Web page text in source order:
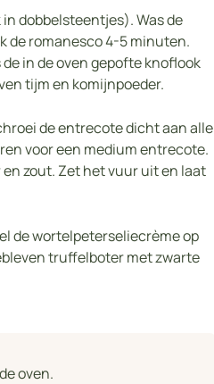
dobbelsteentjes). Was de
de romanesco 4-5 minuten.
in de oven gepofte knoflook
tijm en komijnpoeder.
de entrecote dicht aan alle
voor een medium entrecote.
en zout. Zet het vuur uit en laat
de wortelpeterseliecrème op
truffelboter met zwarte
oven.